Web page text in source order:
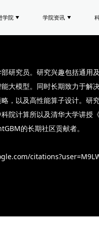
学院 学院资讯
研究员。研究兴趣包括通用
大模型。同时长期致力于解
，以及高性能算子设计。研
院计算所以及清华大学讲授
的长期社区贡献者。